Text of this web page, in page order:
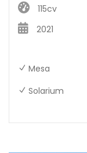
115cv
2021
Mesa
Solarium